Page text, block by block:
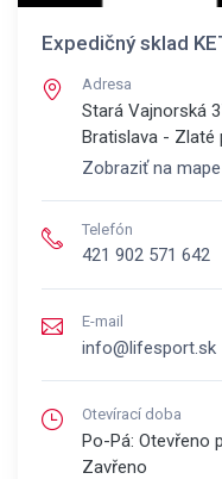
Expedičný sklad
Adresa
Stará Vajnorská
Bratislava - Zlaté
Zobraziť na mape
Telefón
421 902 571 642
E-mail
info@lifesport.sk
Otevírací doba
Po-Pá: Otevřeno
Zavřeno